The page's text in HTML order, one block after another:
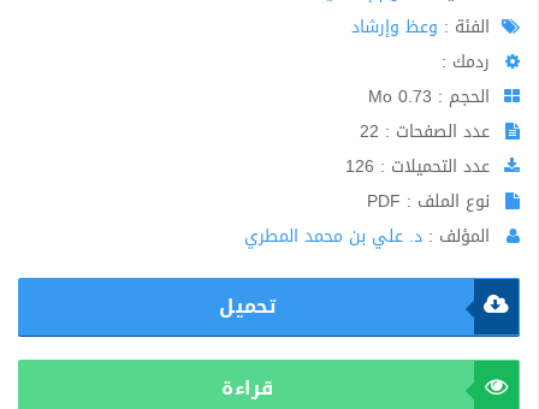
الفئة : وعظ وإرشاد
ردمك :
الحجم : 0.73 Mo
عدد الصفحات : 22
عدد التحميلات : 126
نوع الملف : PDF
المؤلف : د. علي بن محمد المطري
تحميل
قراءة